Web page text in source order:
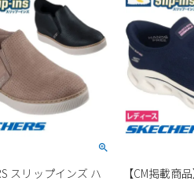
スリップインズ ハ
【CM掲載商